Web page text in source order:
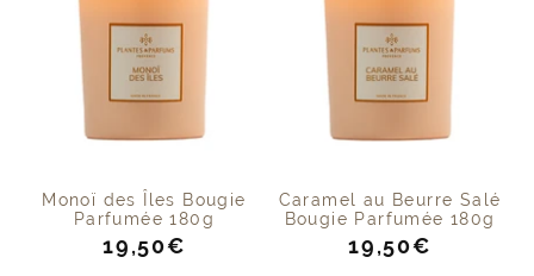
Monoï des Îles Bougie
Parfumée 180g
Prix
19,50€
Caramel au Beurre Salé
Bougie Parfumée 180g
Prix
19,50€